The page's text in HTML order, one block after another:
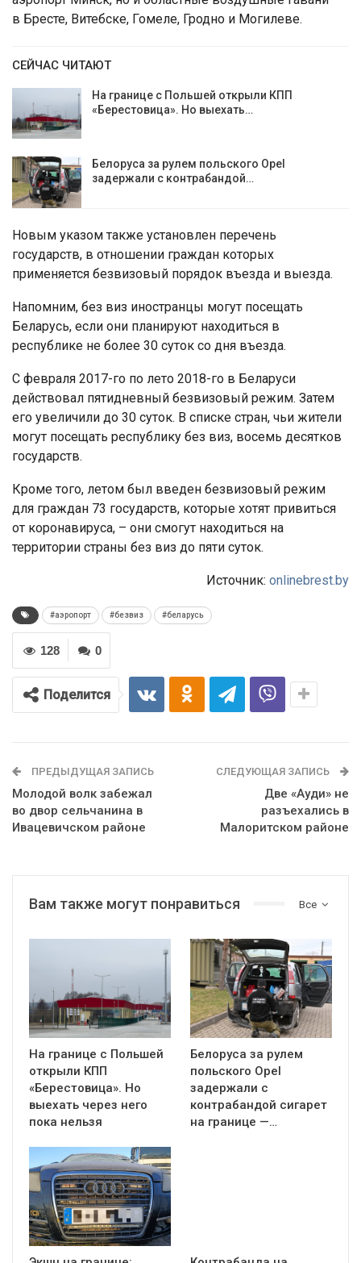
в Бресте, Витебске, Гомеле, Гродно и Могилеве.
СЕЙЧАС ЧИТАЮТ
На границе с Польшей открыли КПП
«Берестовица». Но выехать…
Белоруса за рулем польского Opel
задержали с контрабандой…
Новым указом также установлен перечень
государств, в отношении граждан которых
применяется безвизовый порядок въезда и выезда.
Напомним, без виз иностранцы могут посещать
Беларусь, если они планируют находиться в
республике не более 30 суток со дня въезда.
С февраля 2017-го по лето 2018-го в Беларуси
действовал пятидневный безвизовый режим. Затем
его увеличили до 30 суток. В списке стран, чьи жители
могут посещать республику без виз, восемь десятков
государств.
Кроме того, летом был введен безвизовый режим
для граждан 73 государств, которые хотят привиться
от коронавируса, – они смогут находиться на
территории страны без виз до пяти суток.
Источник: onlinebrest.by
#аэропорт #безвиз #беларусь
0
128
Поделится
ПРЕДЫДУЩАЯ ЗАПИСЬ
Молодой волк забежал
во двор сельчанина в
Ивацевичском районе
СЛЕДУЮЩАЯ ЗАПИСЬ
Две «Ауди» не
разъехались в
Малоритском районе
Все
Вам также могут понравиться
На границе с Польшей
открыли КПП
«Берестовица». Но
выехать через него
пока нельзя
Белоруса за рулем
польского Opel
задержали с
контрабандой сигарет
на границе —…